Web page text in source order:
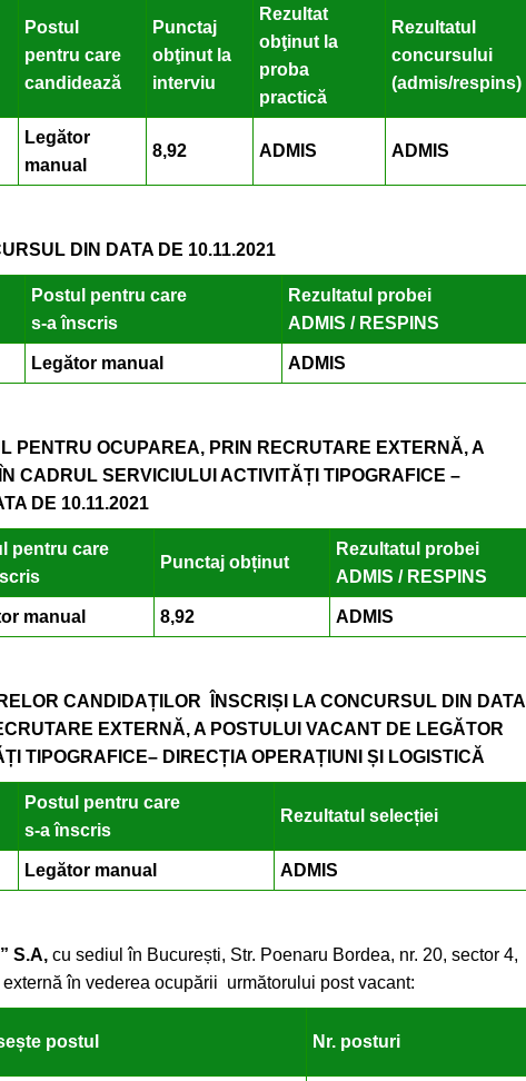
Postul
pentru care
candidează
Punctaj
obţinut la
interviu
Rezultat
obţinut la
proba
practică
Rezultatul
concursului
(admis/respins)
Legător
manual
8,92 ADMIS ADMIS
DIN DATA DE 10.11.2021
Postul pentru care
s-a înscris
Rezultatul probei
ADMIS / RESPINS
Legător manual ADMIS
PENTRU OCUPAREA, PRIN RECRUTARE EXTERNĂ, A
CADRUL SERVICIULUI ACTIVITĂȚI TIPOGRAFICE –
DE 10.11.2021
pentru care
Punctaj obținut
Rezultatul probei
ADMIS / RESPINS
manual 8,92 ADMIS
CANDIDAȚILOR ÎNSCRIȘI LA CONCURSUL DIN DATA
EXTERNĂ, A POSTULUI VACANT DE LEGĂTOR
TIPOGRAFICE– DIRECȚIA OPERAȚIUNI ȘI LOGISTICĂ
Postul pentru care
s-a înscris
Rezultatul selecției
Legător manual ADMIS
S.A, cu sediul în București, Str. Poenaru Bordea, nr. 20, sector 4,
în vederea ocupării următorului post vacant:
postul Nr. posturi